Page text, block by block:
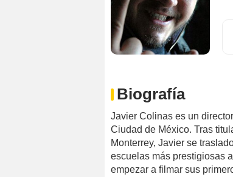
Biografía
Javier Colinas es un
Ciudad de México. Tras
Monterrey, Javier se
escuelas más prestigiosas
empezar a filmar sus